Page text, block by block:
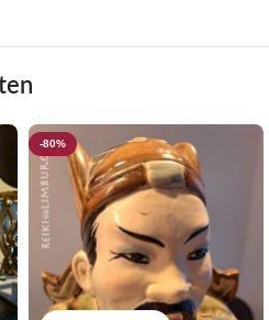
-80%